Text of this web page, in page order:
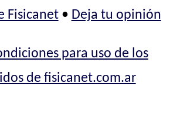
Fisicanet• Deja tu opinión
para uso de los
de fisicanet.com.ar